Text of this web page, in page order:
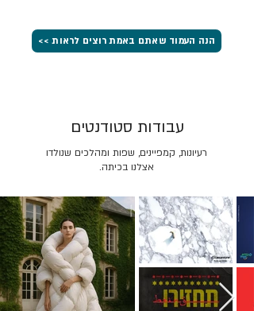
הנה העמוד שאתם באמת רוצים לראות >>
רעיונות, קמפיינים, שפות ומהלכים שנולדו
אצלנו בכיתה.
עבודות סטודנטים